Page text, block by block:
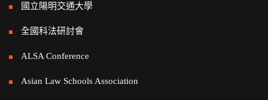
國立陽明交通大學
全國科法研討會
ALSA Conference
Asian Law Schools Association